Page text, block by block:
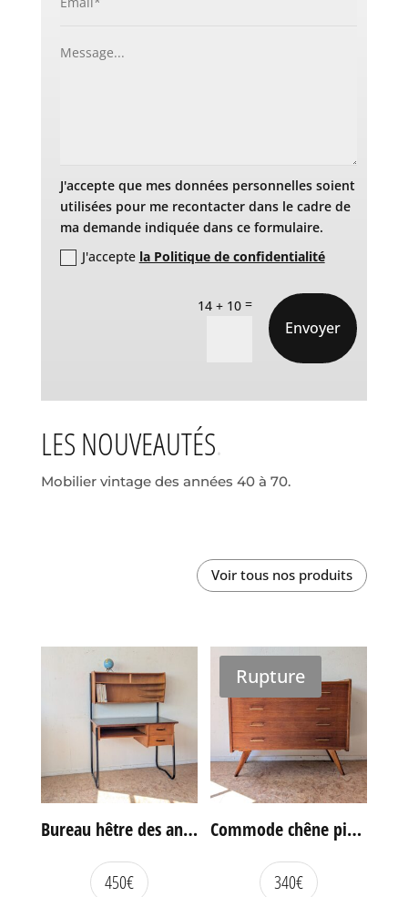
J'accepte que mes données personnelles soient
utilisées pour me recontacter dans le cadre de
ma demande indiquée dans ce formulaire.
J'accepte la Politique de confidentialité
14 + 10 =
Envoyer
LES NOUVEAUTÉS
Mobilier vintage des années 40 à 70.
Voir tous nos produits
Bureau hêtre des années 60
450€
Rupture
Commode chêne pieds compas vintage
340€